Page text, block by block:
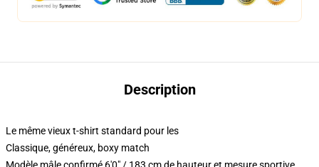
Description
Le même vieux t-shirt standard pour les
Classique, généreux, boxy match